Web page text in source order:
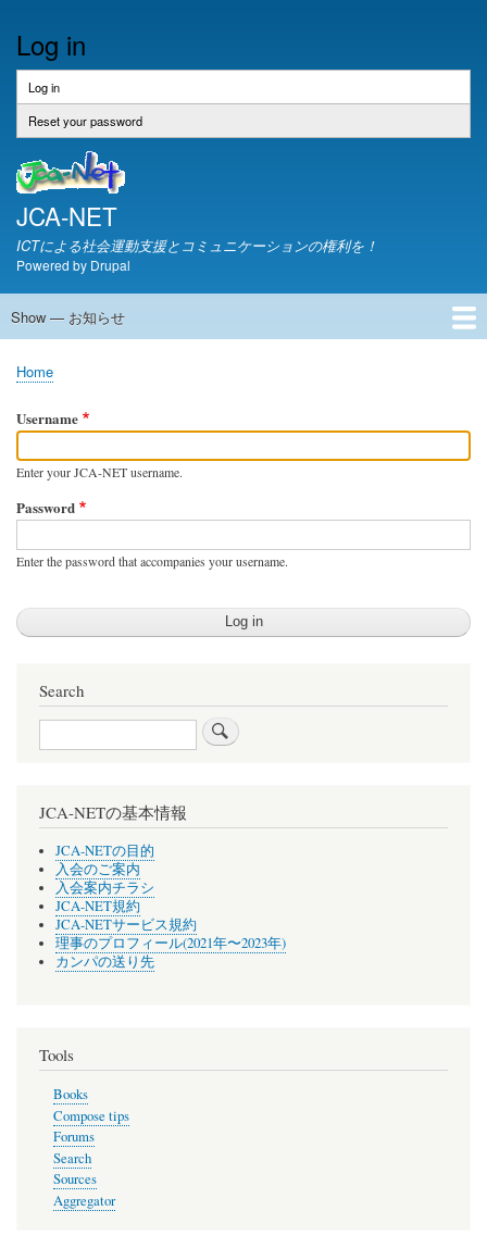
Log in
Primary
tabs
Log in
tab)
Reset your password
JCA-NET
ICTによる社会運動支援とコミュニケーションの権利を！
Powered by Drupal
お
ら
Show — お知らせ
JCA-NETからのお知らせ
Breadcrumb
Home
Username
Enter your JCA-NET username.
Password
Enter the password that accompanies your username.
Search
Search
JCA-NETの基本情報
JCA-NETの目的
入会のご案内
入会案内チラシ
JCA-NET規約
JCA-NETサービス規約
理事のプロフィール(2021年〜2023年)
カンパの送り先
Tools
Books
Compose tips
Forums
Search
Sources
Aggregator